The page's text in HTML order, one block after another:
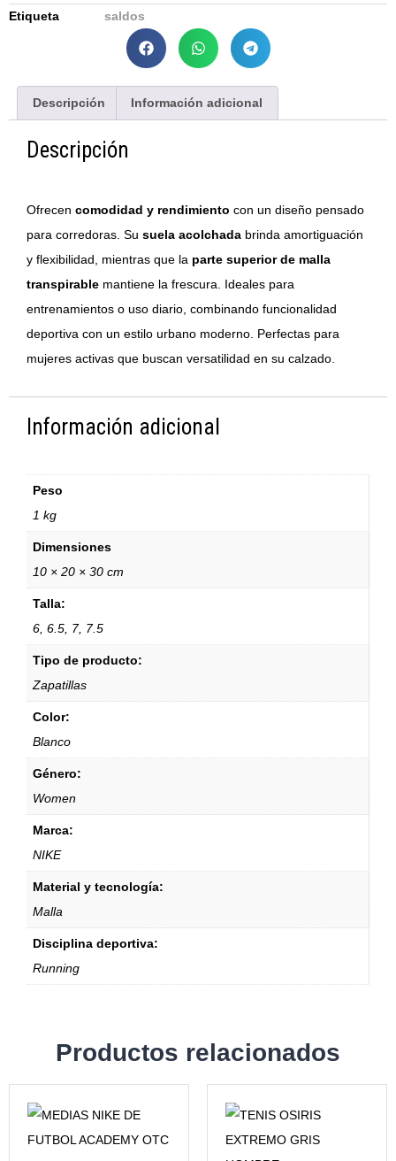
Etiqueta
saldos
Descripción Información adicional
Descripción
Ofrecen comodidad y rendimiento con un diseño pensado
para corredoras. Su suela acolchada brinda amortiguación
y flexibilidad, mientras que la parte superior de malla
transpirable mantiene la frescura. Ideales para
entrenamientos o uso diario, combinando funcionalidad
deportiva con un estilo urbano moderno. Perfectas para
mujeres activas que buscan versatilidad en su calzado.
Información adicional
Peso
1 kg
Dimensiones
10 × 20 × 30 cm
Talla:
6, 6.5, 7, 7.5
Tipo de producto:
Zapatillas
Color:
Blanco
Género:
Women
Marca:
NIKE
Material y tecnología:
Malla
Disciplina deportiva:
Running
Productos relacionados